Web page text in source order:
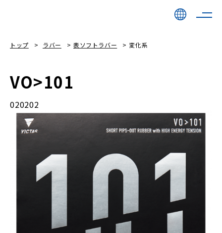
トップ ラバー 表ソフトラバー 変化系
VO>101
020202